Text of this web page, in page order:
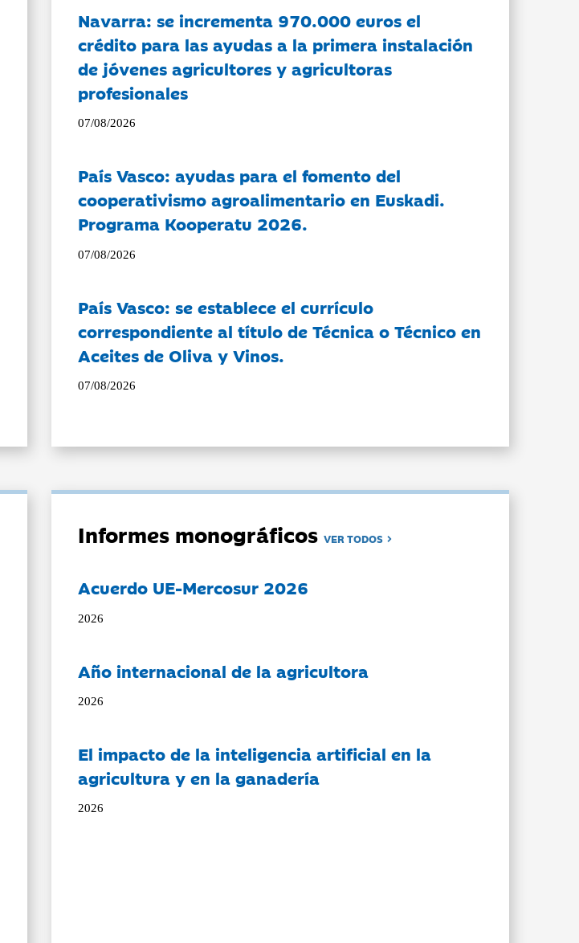
Navarra: se incrementa 970.000 euros el
crédito para las ayudas a la primera instalación
de jóvenes agricultores y agricultoras
profesionales
07/08/2026
País Vasco: ayudas para el fomento del
cooperativismo agroalimentario en Euskadi.
Programa Kooperatu 2026.
07/08/2026
País Vasco: se establece el currículo
correspondiente al título de Técnica o Técnico en
Aceites de Oliva y Vinos.
07/08/2026
Informes monográficosVER TODOS
Acuerdo UE-Mercosur 2026
2026
Año internacional de la agricultora
2026
El impacto de la inteligencia artificial en la
agricultura y en la ganadería
2026